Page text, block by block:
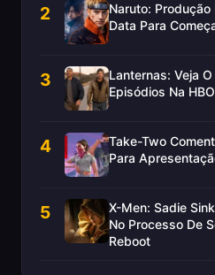
2
Naruto:
Data Para
3
Lanternas: Veja
Episódios Na
4
Take-Two
Para
5
X-Men: Sadie
No Processo De
Reboot